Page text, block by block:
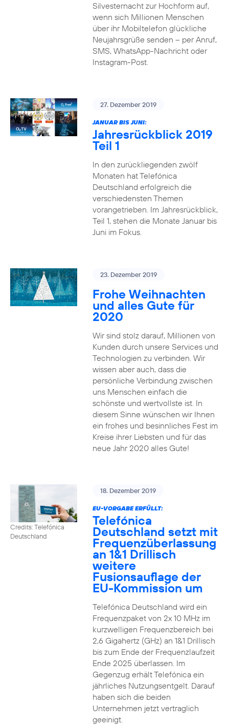
Silvesternacht zur Hochform auf,
wenn sich Millionen Menschen
über ihr Mobiltelefon glückliche
Neujahrsgrüße senden – per Anruf,
SMS, WhatsApp-Nachricht oder
Instagram-Post.
27. Dezember 2019
JANUAR BIS JUNI:
Jahresrückblick 2019
Teil 1
In den zurückliegenden zwölf
Monaten hat Telefónica
Deutschland erfolgreich die
verschiedensten Themen
vorangetrieben. Im Jahresrückblick,
Teil 1, stehen die Monate Januar bis
Juni im Fokus.
23. Dezember 2019
Frohe Weihnachten
und alles Gute für
2020
Wir sind stolz darauf, Millionen von
Kunden durch unsere Services und
Technologien zu verbinden. Wir
wissen aber auch, dass die
persönliche Verbindung zwischen
uns Menschen einfach die
schönste und wertvollste ist. In
diesem Sinne wünschen wir Ihnen
ein frohes und besinnliches Fest im
Kreise ihrer Liebsten und für das
neue Jahr 2020 alles Gute!
Credits: Telefónica
Deutschland
18. Dezember 2019
EU-VORGABE ERFÜLLT:
Telefónica
Deutschland setzt mit
Frequenzüberlassung
an 1&1 Drillisch
weitere
Fusionsauflage der
EU-Kommission um
Telefónica Deutschland wird ein
Frequenzpaket von 2x 10 MHz im
kurzwelligen Frequenzbereich bei
2,6 Gigahertz (GHz) an 1&1 Drillisch
bis zum Ende der Frequenzlaufzeit
Ende 2025 überlassen. Im
Gegenzug erhält Telefónica ein
jährliches Nutzungsentgelt. Darauf
haben sich die beiden
Unternehmen jetzt vertraglich
geeinigt.